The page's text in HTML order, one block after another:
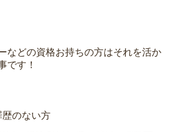
などの資格お持ちの方はそれを活か
です！
のない方